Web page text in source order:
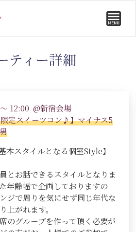
ティー詳細
12:00 @新宿会場
定スイーツコン♪】マイナス5
本スタイルとなる個室Style】
とお話できるスタイルとなりま
年齢幅で企画しておりますの
ジで周りを気にせず同じ年代な
上がれます。
のグループを作って頂く必要が